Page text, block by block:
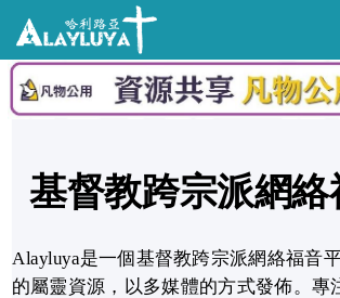
基督教跨宗派網絡
Alayluya是一個基督教跨宗派網絡福音
的屬靈資源，以多媒體的方式發佈。專